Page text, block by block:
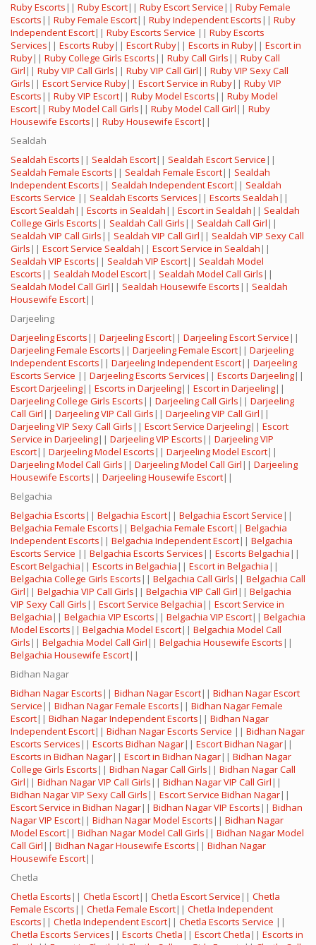
Ruby Escorts || Ruby Escort|| Ruby Escort Service || Ruby Female
Escorts || Ruby Female Escort|| Ruby Independent Escorts || Ruby
Independent Escort|| Ruby Escorts Service || Ruby Escorts
Services || Escorts Ruby|| Escort Ruby|| Escorts in Ruby|| Escort in
Ruby|| Ruby College Girls Escorts || Ruby Call Girls || Ruby Call
Girl || Ruby VIP Call Girls || Ruby VIP Call Girl || Ruby VIP Sexy Call
Girls || Escort Service Ruby|| Escort Service in Ruby|| Ruby VIP
Escorts || Ruby VIP Escort|| Ruby Model Escorts || Ruby Model
Escort|| Ruby Model Call Girls || Ruby Model Call Girl || Ruby
Housewife Escorts || Ruby Housewife Escort||
Sealdah
Sealdah Escorts || Sealdah Escort|| Sealdah Escort Service ||
Sealdah Female Escorts || Sealdah Female Escort|| Sealdah
Independent Escorts || Sealdah Independent Escort|| Sealdah
Escorts Service || Sealdah Escorts Services || Escorts Sealdah ||
Escort Sealdah || Escorts in Sealdah || Escort in Sealdah || Sealdah
College Girls Escorts || Sealdah Call Girls || Sealdah Call Girl ||
Sealdah VIP Call Girls || Sealdah VIP Call Girl || Sealdah VIP Sexy Call
Girls || Escort Service Sealdah || Escort Service in Sealdah ||
Sealdah VIP Escorts || Sealdah VIP Escort|| Sealdah Model
Escorts || Sealdah Model Escort|| Sealdah Model Call Girls ||
Sealdah Model Call Girl || Sealdah Housewife Escorts || Sealdah
Housewife Escort||
Darjeeling
Darjeeling Escorts || Darjeeling Escort|| Darjeeling Escort Service ||
Darjeeling Female Escorts || Darjeeling Female Escort|| Darjeeling
Independent Escorts || Darjeeling Independent Escort|| Darjeeling
Escorts Service || Darjeeling Escorts Services || Escorts Darjeeling||
Escort Darjeeling|| Escorts in Darjeeling|| Escort in Darjeeling||
Darjeeling College Girls Escorts || Darjeeling Call Girls || Darjeeling
Call Girl || Darjeeling VIP Call Girls || Darjeeling VIP Call Girl ||
Darjeeling VIP Sexy Call Girls || Escort Service Darjeeling|| Escort
Service in Darjeeling|| Darjeeling VIP Escorts || Darjeeling VIP
Escort|| Darjeeling Model Escorts || Darjeeling Model Escort||
Darjeeling Model Call Girls || Darjeeling Model Call Girl || Darjeeling
Housewife Escorts || Darjeeling Housewife Escort||
Belgachia
Belgachia Escorts || Belgachia Escort|| Belgachia Escort Service ||
Belgachia Female Escorts || Belgachia Female Escort|| Belgachia
Independent Escorts || Belgachia Independent Escort|| Belgachia
Escorts Service || Belgachia Escorts Services || Escorts Belgachia ||
Escort Belgachia || Escorts in Belgachia || Escort in Belgachia ||
Belgachia College Girls Escorts || Belgachia Call Girls || Belgachia Call
Girl || Belgachia VIP Call Girls || Belgachia VIP Call Girl || Belgachia
VIP Sexy Call Girls || Escort Service Belgachia || Escort Service in
Belgachia || Belgachia VIP Escorts || Belgachia VIP Escort|| Belgachia
Model Escorts || Belgachia Model Escort|| Belgachia Model Call
Girls || Belgachia Model Call Girl || Belgachia Housewife Escorts ||
Belgachia Housewife Escort||
Bidhan Nagar
Bidhan Nagar Escorts || Bidhan Nagar Escort|| Bidhan Nagar Escort
Service || Bidhan Nagar Female Escorts || Bidhan Nagar Female
Escort|| Bidhan Nagar Independent Escorts || Bidhan Nagar
Independent Escort|| Bidhan Nagar Escorts Service || Bidhan Nagar
Escorts Services || Escorts Bidhan Nagar|| Escort Bidhan Nagar||
Escorts in Bidhan Nagar|| Escort in Bidhan Nagar|| Bidhan Nagar
College Girls Escorts || Bidhan Nagar Call Girls || Bidhan Nagar Call
Girl || Bidhan Nagar VIP Call Girls || Bidhan Nagar VIP Call Girl ||
Bidhan Nagar VIP Sexy Call Girls || Escort Service Bidhan Nagar||
Escort Service in Bidhan Nagar|| Bidhan Nagar VIP Escorts || Bidhan
Nagar VIP Escort|| Bidhan Nagar Model Escorts || Bidhan Nagar
Model Escort|| Bidhan Nagar Model Call Girls || Bidhan Nagar Model
Call Girl || Bidhan Nagar Housewife Escorts || Bidhan Nagar
Housewife Escort||
Chetla
Chetla Escorts || Chetla Escort|| Chetla Escort Service || Chetla
Female Escorts || Chetla Female Escort|| Chetla Independent
Escorts || Chetla Independent Escort|| Chetla Escorts Service ||
Chetla Escorts Services || Escorts Chetla || Escort Chetla || Escorts in